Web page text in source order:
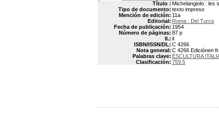
Título : Michelangiolo : les
Tipo de documento: texto impreso
Mención de edición: 11a
Editorial: Roma : Del Turco
Fecha de publicación: 1954
Número de páginas: 87 p
Il.: il
ISBN/ISSN/DL: C 4266
Nota general: C 4266 Ediciónen
Palabras clave: ESCULTURA
Clasificación: 759.5